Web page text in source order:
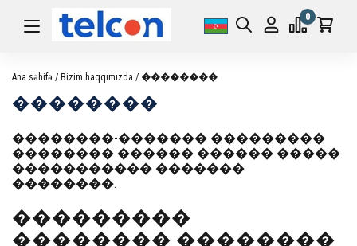
0
Ana səhifə Bizim haqqımızda ��������
��������
��������-������� ���������
�������� ������ ������ �����
����������� �������
��������.
���������
�������� ��������